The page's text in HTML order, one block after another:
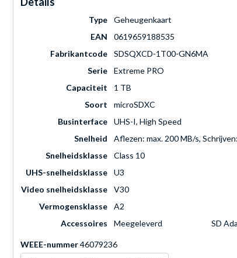
Type
Geheugenkaart
EAN
0619659188535
Fabrikantcode
SDSQXCD-1T00-GN6MA
Serie
Extreme PRO
Capaciteit
1 TB
Soort
microSDXC
Businterface
UHS-I, High Speed
Snelheid
Aflezen: max. 200 MB/s,
Snelheidsklasse
Class 10
UHS-snelheidsklasse
U3
Video snelheidsklasse
V30
Vermogensklasse
A2
Accessoires
Meegeleverd SD
WEEE-nummer46079236